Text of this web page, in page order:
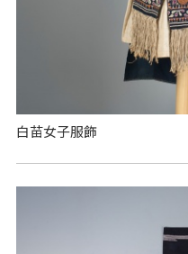
白苗女子服飾